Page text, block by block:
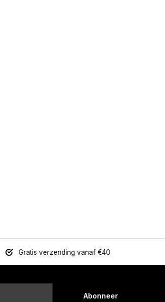
Gratis verzending vanaf €40
Abonneer